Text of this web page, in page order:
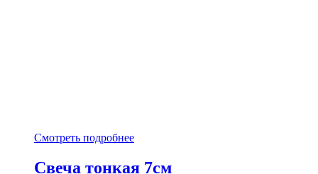
Смотреть подробнее
Свеча тонкая 7см